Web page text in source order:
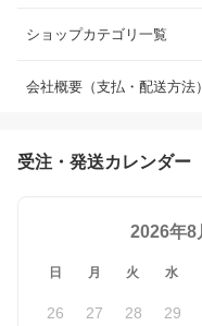
ショップカテゴリ一覧
会社概要（支払・配送方法）
受注・発送カレンダー
2026年8
日 月 火 水
26 27 28 29